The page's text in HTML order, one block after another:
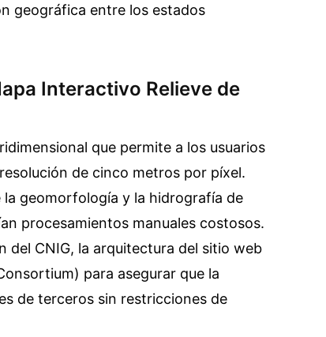
geográfica entre los estados
Interactivo Relieve de
que permite a los usuarios
de cinco metros por píxel.
geomorfología y la hidrografía de
procesamientos manuales costosos.
del CNIG, la arquitectura del sitio web
para asegurar que la
de terceros sin restricciones de